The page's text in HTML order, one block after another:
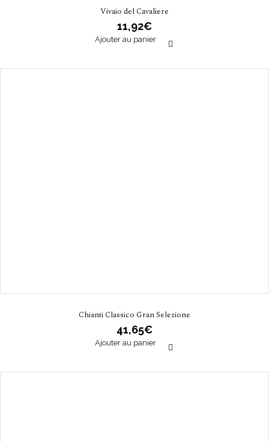
Vivaio del Cavaliere
11,92€
Ajouter au panier
Chianti Classico Gran Selezione
41,65€
Ajouter au panier